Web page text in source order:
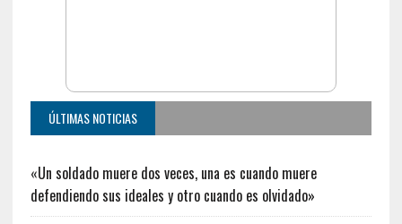
ÚLTIMAS NOTICIAS
«Un soldado muere dos veces, una es cuando muere
defendiendo sus ideales y otro cuando es olvidado»